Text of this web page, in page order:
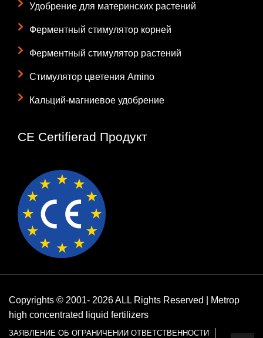
Удобрение для материнских растений
Ферментный стимулятор корней
Ферментный стимулятор растений
Стимулятор цветения Amino
Кальций-магниевое удобрение
CE Certifierad Продукт
Copyrights © 2001- 2026 ALL Rights Reserved | Metrop
high concentrated liquid fertilizers
ЗАЯВЛЕНИЕ ОБ ОГРАНИЧЕНИИ ОТВЕТСТВЕННОСТИ